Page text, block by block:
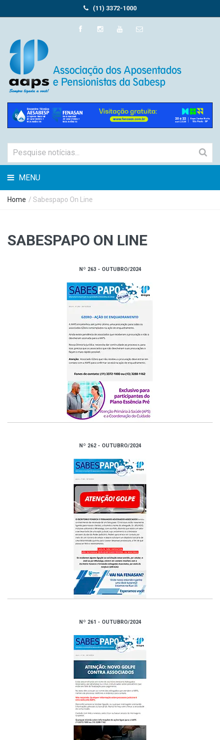
(11) 3372-1000
MENU
Home / Sabespapo On Line
SABESPAPO ON LINE
Nº 263 - OUTUBRO/2024
Nº 262 - OUTUBRO/2024
Nº 261 - OUTUBRO/2024